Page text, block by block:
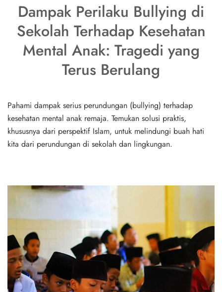
Dampak Perilaku Bullying di
Sekolah Terhadap Kesehatan
Mental Anak: Tragedi yang
Terus Berulang
Pahami dampak serius perundungan (bullying) terhadap
kesehatan mental anak remaja. Temukan solusi praktis,
khususnya dari perspektif Islam, untuk melindungi buah hati
kita dari perundungan di sekolah dan lingkungan.